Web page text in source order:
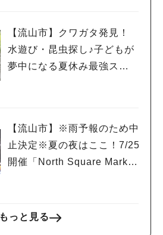
【流山市】クワガタ発見！
水遊び・昆虫探し♪子どもが
夢中になる夏休み最強スポ
【流山市】※雨予報のため中
止決定※夏の夜はここ！7/25
開催「North Square Marke
もっと見る